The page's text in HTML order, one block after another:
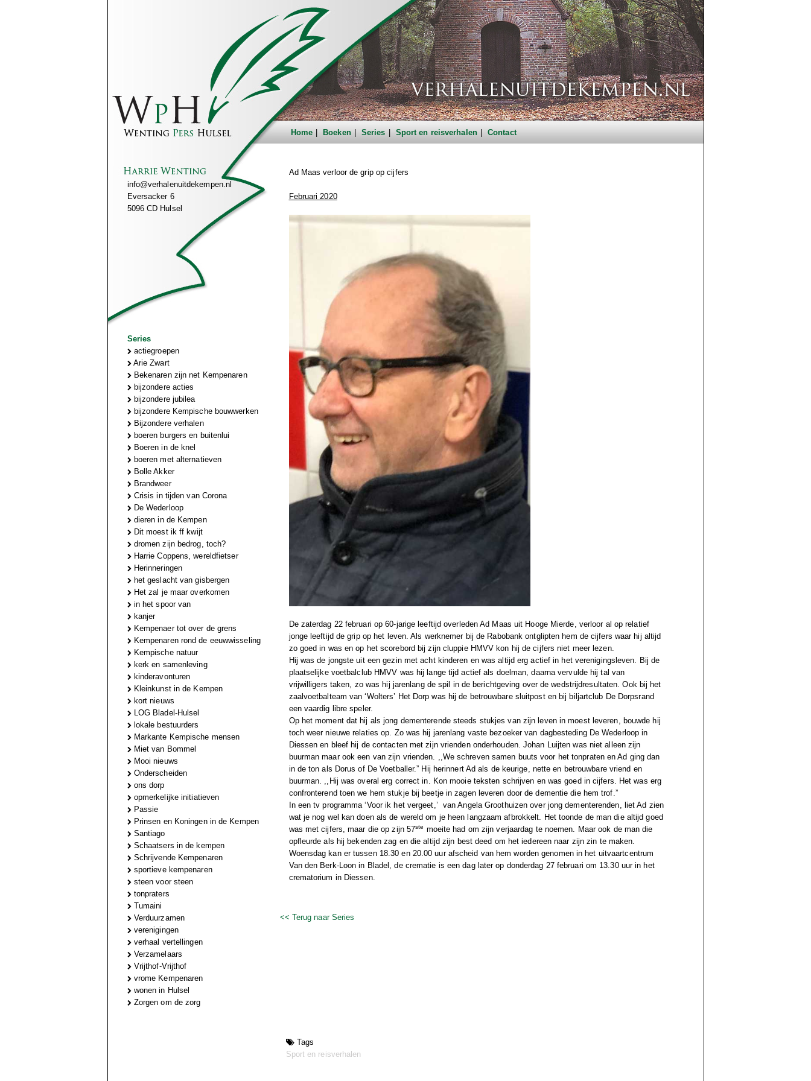
Home Boeken Series Sport en reisverhalen Contact
info@verhalenuitdekempen.nl
Eversacker 6
5096 CD Hulsel
Series
actiegroepen
Arie Zwart
Bekenaren zijn net Kempenaren
bijzondere acties
bijzondere jubilea
bijzondere Kempische bouwwerken
Bijzondere verhalen
boeren burgers en buitenlui
Boeren in de knel
boeren met alternatieven
Bolle Akker
Brandweer
Crisis in tijden van Corona
De Wederloop
dieren in de Kempen
Dit moest ik ff kwijt
dromen zijn bedrog, toch?
Harrie Coppens, wereldfietser
Herinneringen
het geslacht van gisbergen
Het zal je maar overkomen
in het spoor van
kanjer
Kempenaer tot over de grens
Kempenaren rond de eeuwwisseling
Kempische natuur
kerk en samenleving
kinderavonturen
Kleinkunst in de Kempen
kort nieuws
LOG Bladel-Hulsel
lokale bestuurders
Markante Kempische mensen
Miet van Bommel
Mooi nieuws
Onderscheiden
ons dorp
opmerkelijke initiatieven
Passie
Prinsen en Koningen in de Kempen
Santiago
Schaatsers in de kempen
Schrijvende Kempenaren
sportieve kempenaren
steen voor steen
tonpraters
Tumaini
Verduurzamen
verenigingen
verhaal vertellingen
Verzamelaars
Vrijthof-Vrijthof
vrome Kempenaren
wonen in Hulsel
Zorgen om de zorg
Ad Maas verloor de grip op cijfers
Februari 2020
De zaterdag 22 februari op 60-jarige leeftijd overleden Ad Maas uit Hooge Mierde, verloor al op relatief
jonge leeftijd de grip op het leven. Als werknemer bij de Rabobank ontglipten hem de cijfers waar hij altijd
zo goed in was en op het scorebord bij zijn cluppie HMVV kon hij de cijfers niet meer lezen.
Hij was de jongste uit een gezin met acht kinderen en was altijd erg actief in het verenigingsleven. Bij de
plaatselijke voetbalclub HMVV was hij lange tijd actief als doelman, daarna vervulde hij tal van
vrijwilligers taken, zo was hij jarenlang de spil in de berichtgeving over de wedstrijdresultaten. Ook bij het
zaalvoetbalteam van ‘Wolters’ Het Dorp was hij de betrouwbare sluitpost en bij biljartclub De Dorpsrand
een vaardig libre speler.
Op het moment dat hij als jong dementerende steeds stukjes van zijn leven in moest leveren, bouwde hij
toch weer nieuwe relaties op. Zo was hij jarenlang vaste bezoeker van dagbesteding De Wederloop in
Diessen en bleef hij de contacten met zijn vrienden onderhouden. Johan Luijten was niet alleen zijn
buurman maar ook een van zijn vrienden. ,,We schreven samen buuts voor het tonpraten en Ad ging dan
in de ton als Dorus of De Voetballer.” Hij herinnert Ad als de keurige, nette en betrouwbare vriend en
buurman. ,,Hij was overal erg correct in. Kon mooie teksten schrijven en was goed in cijfers. Het was erg
confronterend toen we hem stukje bij beetje in zagen leveren door de dementie die hem trof.”
In een tv programma ‘Voor ik het vergeet,’ van Angela Groothuizen over jong dementerenden, liet Ad zien
wat je nog wel kan doen als de wereld om je heen langzaam afbrokkelt. Het toonde de man die altijd goed
was met cijfers, maar die op zijn 57ste moeite had om zijn verjaardag te noemen. Maar ook de man die
opfleurde als hij bekenden zag en die altijd zijn best deed om het iedereen naar zijn zin te maken.
Woensdag kan er tussen 18.30 en 20.00 uur afscheid van hem worden genomen in het uitvaartcentrum
Van den Berk-Loon in Bladel, de crematie is een dag later op donderdag 27 februari om 13.30 uur in het
crematorium in Diessen.
<< Terug naar Series
Tags
Sport en reisverhalen